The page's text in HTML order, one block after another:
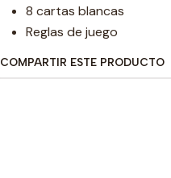
8 cartas blancas
Reglas de juego
COMPARTIR ESTE PRODUCTO